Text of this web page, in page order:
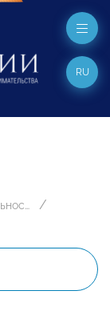
RU
Международная деятельность